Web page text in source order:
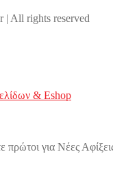
| All rights reserved
πρώτοι για Νέες